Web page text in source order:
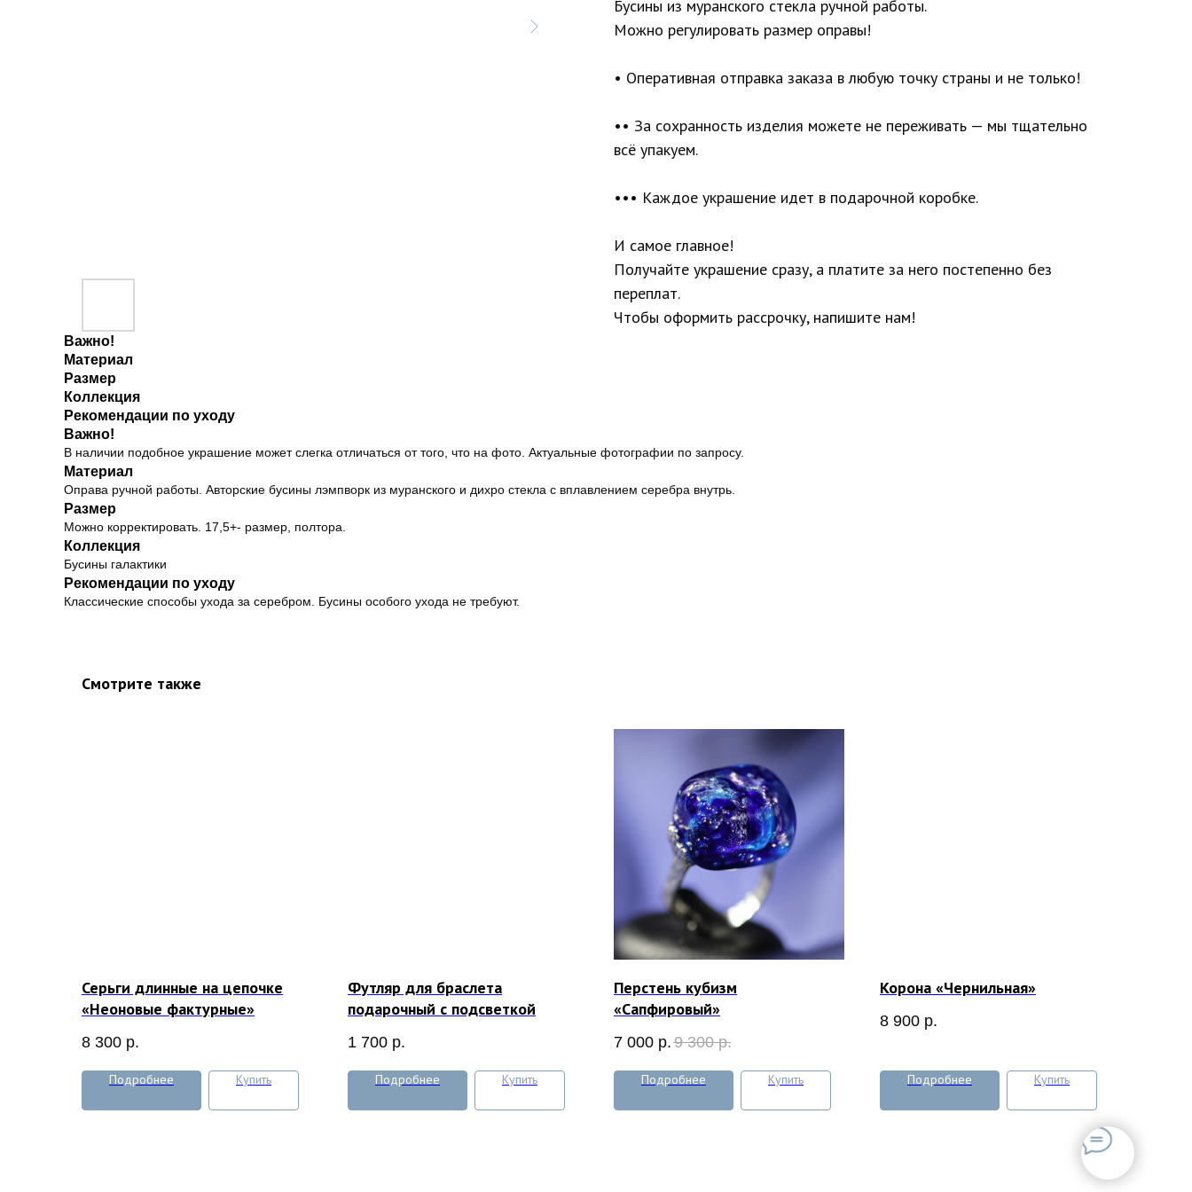
Бусины из муранского стекла ручной работы.
Можно регулировать размер оправы!
• Оперативная отправка заказа в любую точку страны и не только!
•• За сохранность изделия можете не переживать — мы тщательно
всё упакуем.
••• Каждое украшение идет в подарочной коробке.
И самое главное!
Получайте украшение сразу, а платите за него постепенно без
переплат.
Чтобы оформить рассрочку, напишите нам!
Важно!
Материал
Размер
Коллекция
Рекомендации по уходу
Важно!
В наличии подобное украшение может слегка отличаться от того, что на фото. Актуальные фотографии по запросу.
Материал
Оправа ручной работы. Авторские бусины лэмпворк из муранского и дихро стекла с вплавлением серебра внутрь.
Размер
Можно корректировать. 17,5+- размер, полтора.
Коллекция
Бусины галактики
Рекомендации по уходу
Классические способы ухода за серебром. Бусины особого ухода не требуют.
Смотрите также
Серьги длинные на цепочке
«Неоновые фактурные»
8 300 р.
Подробнее Купить
Футляр для браслета
подарочный с подсветкой
1 700 р.
Подробнее Купить
Перстень кубизм
«Сапфировый»
7 000 р. 9 300 р.
Подробнее Купить
Корона «Чернильная»
8 900 р.
Подробнее Купить